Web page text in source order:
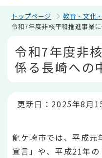
トップページ 教育・文化
令和7年度非核平和推進事業
令和7年度非
係る長崎への
更新日：2025年8月
龍ケ崎市では、平成元
宣言」や、平成21年